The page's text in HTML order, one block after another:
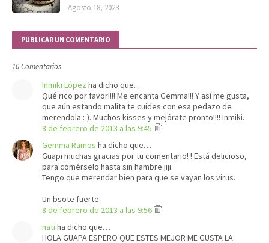
Agosto 18, 2023
PUBLICAR UN COMENTARIO
10 Comentarios
Inmiki López ha dicho que…
Qué rico por favor!!!! Me encanta Gemma!!! Y así me gusta,
que aún estando malita te cuides con esa pedazo de
merendola :-). Muchos kisses y mejórate pronto!!!! Inmiki.
8 de febrero de 2013 a las 9:45
Gemma Ramos ha dicho que…
Guapi muchas gracias por tu comentario! ! Está delicioso,
para comérselo hasta sin hambre jiji.
Tengo que merendar bien para que se vayan los virus.
Un bsote fuerte
8 de febrero de 2013 a las 9:56
nati ha dicho que…
HOLA GUAPA ESPERO QUE ESTES MEJOR ME GUSTA LA